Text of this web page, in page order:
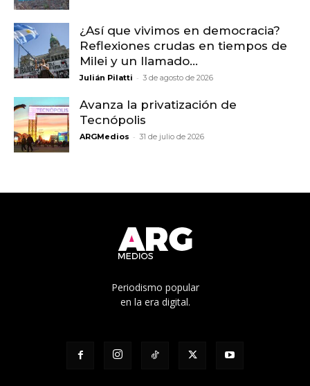
¿Así que vivimos en democracia?
Reflexiones crudas en tiempos de
Milei y un llamado...
Julián Pilatti - 3 de agosto de 2026
Avanza la privatización de
Tecnópolis
ARGMedios - 31 de julio de 2026
Periodismo popular
en la era digital.